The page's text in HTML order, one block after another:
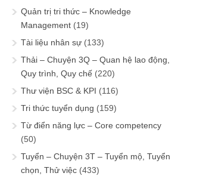
Quản trị tri thức – Knowledge
Management (19)
Tài liệu nhân sự (133)
Thải – Chuyện 3Q – Quan hệ lao động,
Quy trình, Quy chế (220)
Thư viện BSC & KPI (116)
Tri thức tuyển dụng (159)
Từ điển năng lực – Core competency
(50)
Tuyển – Chuyện 3T – Tuyển mộ, Tuyển
chọn, Thử việc (433)